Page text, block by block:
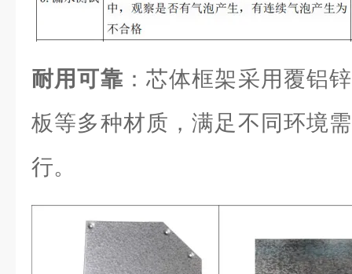
耐用可靠 ：芯体框架采用覆铝
板等多种材质，满足不同环境
行。